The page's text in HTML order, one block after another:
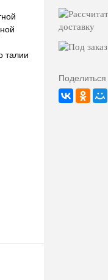
талии
доставку
Поделиться